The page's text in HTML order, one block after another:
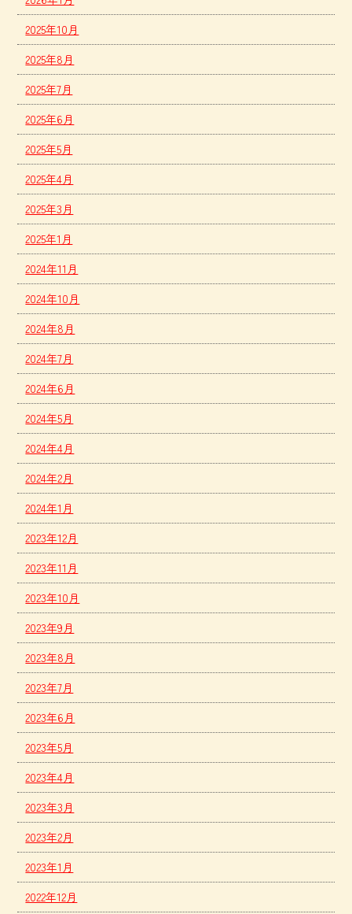
2025年10月
2025年8月
2025年7月
2025年6月
2025年5月
2025年4月
2025年3月
2025年1月
2024年11月
2024年10月
2024年8月
2024年7月
2024年6月
2024年5月
2024年4月
2024年2月
2024年1月
2023年12月
2023年11月
2023年10月
2023年9月
2023年8月
2023年7月
2023年6月
2023年5月
2023年4月
2023年3月
2023年2月
2023年1月
2022年12月